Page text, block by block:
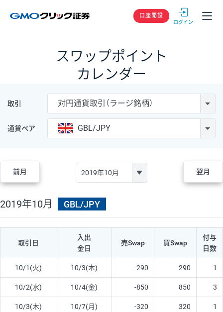
GMOクリック
口座開設
スワップポイント
カレンダー
取引 対円通貨取引（ラージ銘柄）
通貨ペア GBL/JPY
前月 翌月
2019年10月 GBL/JPY
取引日
入出
金日
売Swap 買Swap
付与
日数
10/1(火) 10/3(木) -290 290 1
10/2(水) 10/4(金) -850 850 3
10/3(木) 10/7(月) -320 320 1